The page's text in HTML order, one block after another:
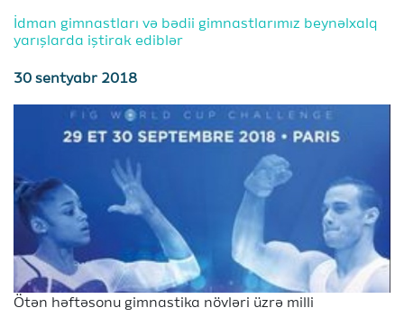
İdman gimnastları və bədii gimnastlarımız beynəlxalq
yarışlarda iştirak ediblər
30 sentyabr 2018
Ötən həftəsonu gimnastika növləri üzrə milli